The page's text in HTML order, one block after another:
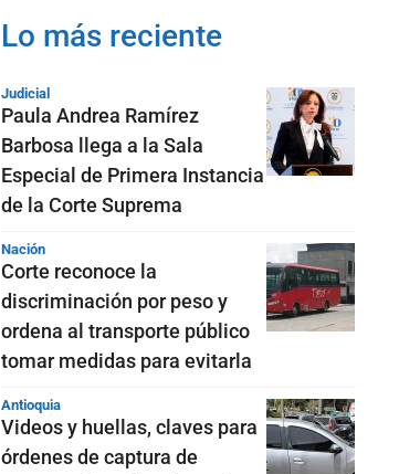
Lo más reciente
Judicial
Paula Andrea Ramírez
Barbosa llega a la Sala
Especial de Primera Instancia
de la Corte Suprema
Nación
Corte reconoce la
discriminación por peso y
ordena al transporte público
tomar medidas para evitarla
Antioquia
Videos y huellas, claves para
órdenes de captura de